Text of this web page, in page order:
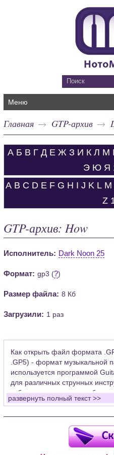
Меню
Главная GTP-архив
А Б В Г Д Е Ж З И К Л М
Э Ю Я
A B C D E F G H I J K L M
Z
GTP-архив: How
Исполнитель: Dark Noon 25
Формат: gp3 (?)
Размер файла: 8 Кб
Загрузили: 1 раз
Как открыть файл формата
.GP5) - формат музыкальной
используется программой
для различных струнных
табулатуры для гитары, бас-
применяется для создания
Для открытия нот этого
установить у себя на
Pro (желательно, последней
развернуть полный текст >>